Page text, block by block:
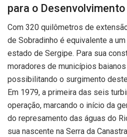
para o Desenvolvimento
Com 320 quilômetros de
de Sobradinho é equivalente a
estado de Sergipe. Para sua
moradores de municípios
possibilitando o surgimento
Em 1979, a primeira das seis
operação, marcando o início da
do represamento das águas do
sua nascente na Serra da